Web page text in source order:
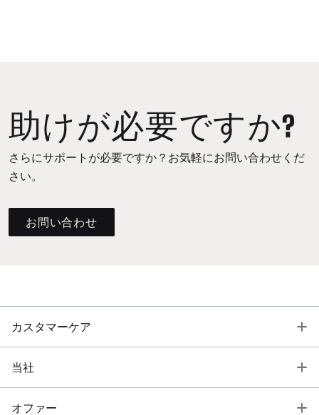
助けが必要ですか?
さらにサポートが必要ですか？お気軽にお問い合わせくだ
さい。
お問い合わせ
カスタマーケア
当社
オファー